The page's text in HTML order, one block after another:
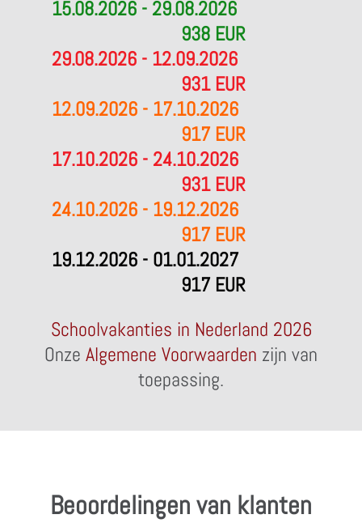
15.08.2026 - 29.08.2026
938 EUR
29.08.2026 - 12.09.2026
931 EUR
12.09.2026 - 17.10.2026
917 EUR
17.10.2026 - 24.10.2026
931 EUR
24.10.2026 - 19.12.2026
917 EUR
19.12.2026 - 01.01.2027
917 EUR
Schoolvakanties in Nederland 2026
Onze Algemene Voorwaarden zijn van
toepassing.
Beoordelingen van klanten